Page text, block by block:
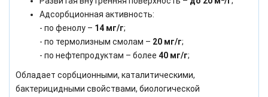
Адсорбционная активность:
- по фенолу – 14 мг/г;
- по термолизным смолам – 20 мг/г;
- по нефтепродуктам – более 40 мг/г;
Обладает сорбционными, каталитическими,
бактерицидными свойствами, биологической